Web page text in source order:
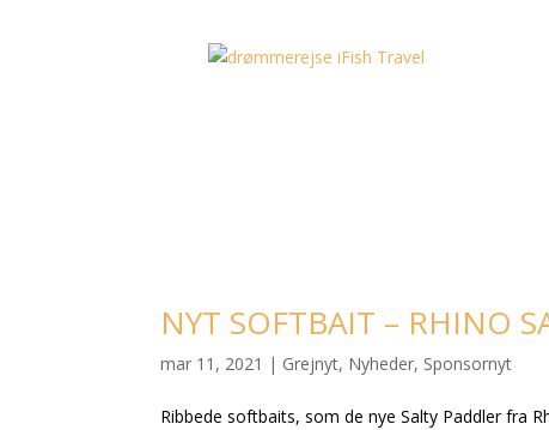
NYT SOFTBAIT – RHINO
mar 11, 2021 | Grejnyt, Nyheder, Sponsornyt
Ribbede softbaits, som de nye Salty Paddler fra